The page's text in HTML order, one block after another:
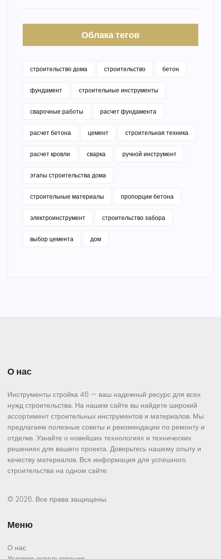
Облака тегов
строительство дома строительство бетон
фундамент строительные инструменты
сварочные работы расчет фундамента
расчет бетона цемент строительная техника
расчет кровли сварка ручной инструмент
этапы строительства дома
строительные материалы пропорции бетона
электроинструмент строительство забора
выбор цемента дом
О нас
Инструменты стройка 46 — ваш надежный ресурс для всех
нужд строительства. На нашем сайте вы найдете широкий
ассортимент строительных инструментов и материалов. Мы
предлагаем полезные советы и рекомендации по ремонту и
отделке. Узнайте о новейших технологиях и технических
решениях для вашего проекта. Доверьтесь нашему опыту и
качеству материалов. Вся информация для успешного
строительства на одном сайте.
© 2026. Все права защищены.
Меню
О нас